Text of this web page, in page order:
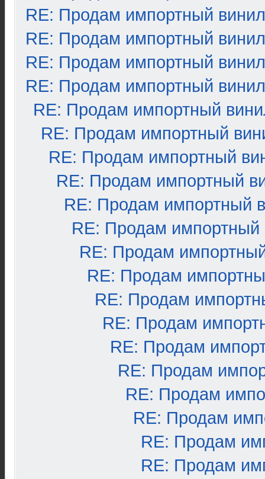
RE: Продам импортный винил
RE: Продам импортный винил
RE: Продам импортный винил
RE: Продам импортный винил
RE: Продам импортный
RE: Продам импортный
RE: Продам импортный
RE: Продам импортный
RE: Продам импортный
RE: Продам импортный
RE: Продам
RE: Продам
RE: Продам
RE: Продам
RE: Продам
RE: Продам
RE: Продам
RE: Продам
RE: Продам
RE: Продам